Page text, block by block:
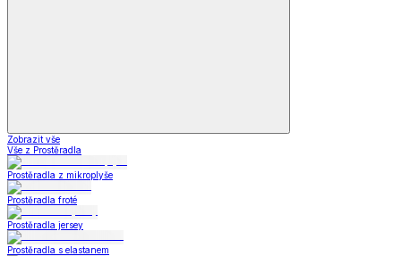
Zobrazit vše
Vše z Prostěradla
Prostěradla z mikroplyše
Prostěradla froté
Prostěradla jersey
Prostěradla s elastanem